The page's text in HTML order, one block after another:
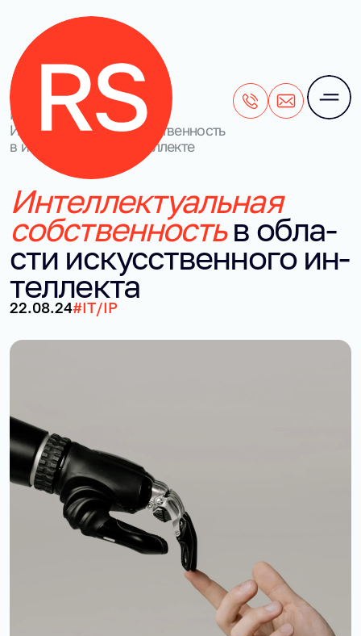
+7 (495) 106-28-71
Блог
Интеллектуальная собственность
в искусственном интеллекте
Ин­тел­лек­ту­аль­ная
соб­ствен­ностьв об­ла­
сти ис­кус­ствен­но­го ин­
тел­лек­та
22.08.24#IT/IP